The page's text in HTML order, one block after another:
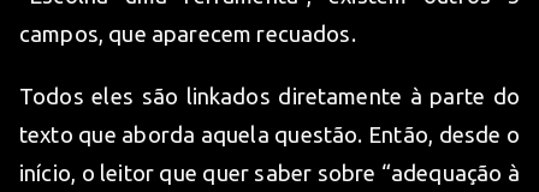
campos, que aparecem recuados.
Todos eles são linkados diretamente à parte do
texto que aborda aquela questão. Então, desde o
início, o leitor que quer saber sobre “adequação à